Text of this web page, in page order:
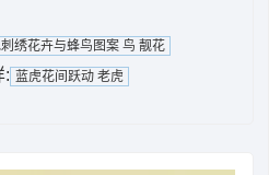
绣花卉与蜂鸟图案 鸟 靓花
: 蓝虎花间跃动 老虎